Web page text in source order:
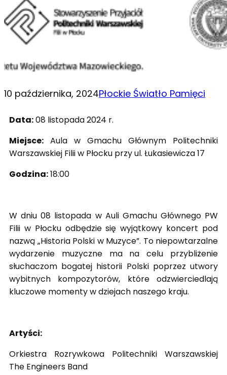
10 października, 2024Płockie Światło Pamięci
Data:08 listopada 2024 r.
Miejsce: Aula w Gmachu Głównym Politechniki
Warszawskiej Filii w Płocku przy ul. Łukasiewicza 17
Godzina:18:00
W dniu 08 listopada w Auli Gmachu Głównego PW
Filii w Płocku odbędzie się wyjątkowy koncert pod
nazwą „Historia Polski w Muzyce”. To niepowtarzalne
wydarzenie muzyczne ma na celu przybliżenie
słuchaczom bogatej historii Polski poprzez utwory
wybitnych kompozytorów, które odzwierciedlają
kluczowe momenty w dziejach naszego kraju.
Artyści:
Orkiestra Rozrywkowa Politechniki Warszawskiej
The Engineers Band